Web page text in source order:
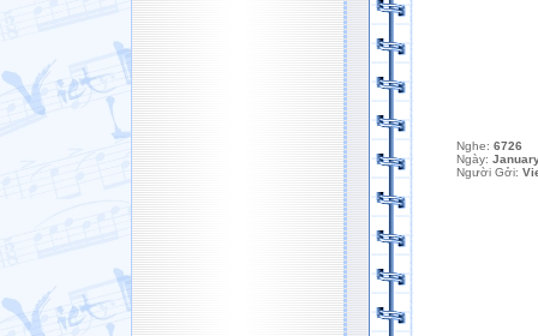
Nghe: 6726
Ngày:
Người Gởi: